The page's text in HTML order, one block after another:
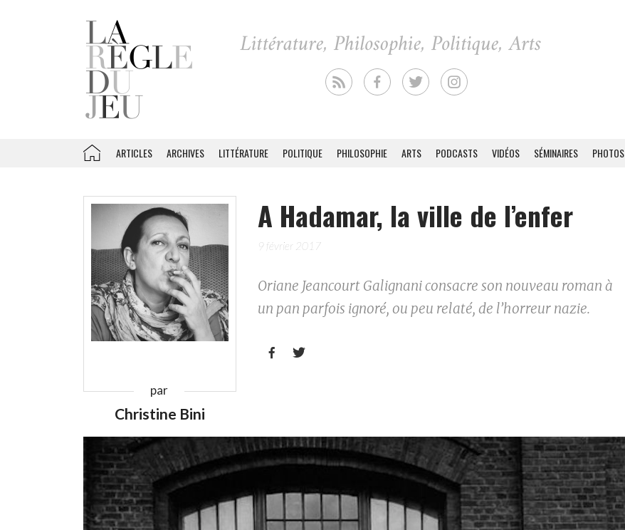
ARTICLES ARCHIVES LITTÉRATURE POLITIQUE PHILOSOPHIE ARTS PODCASTS VIDÉOS SÉMINAIRES PHOTOS
par
Christine Bini
A Hadamar, la ville de l’enfer
9 février 2017
Oriane Jeancourt Galignani consacre son nouveau roman à
un pan parfois ignoré, ou peu relaté, de l’horreur nazie.
 